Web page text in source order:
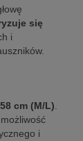
się
i
cm (M/L)
i